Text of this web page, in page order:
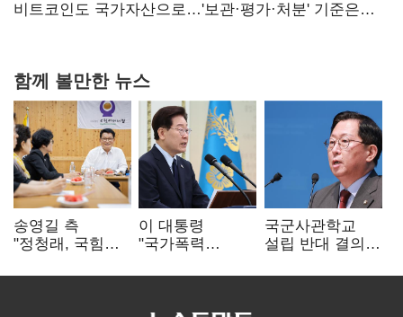
비트코인도 국가자산으로…'보관·평가·처분' 기준은
함께 볼만한 뉴스
송영길 측
"정청래, 국힘
민주당 대표로
이 대통령
"국가폭력
적극적 조사로
국군사관학교
설립 반대 결의안
"정치적 목적